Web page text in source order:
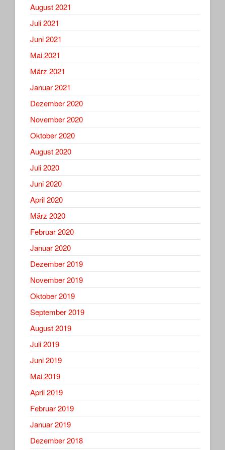
August 2021
Juli 2021
Juni 2021
Mai 2021
März 2021
Januar 2021
Dezember 2020
November 2020
Oktober 2020
August 2020
Juli 2020
Juni 2020
April 2020
März 2020
Februar 2020
Januar 2020
Dezember 2019
November 2019
Oktober 2019
September 2019
August 2019
Juli 2019
Juni 2019
Mai 2019
April 2019
Februar 2019
Januar 2019
Dezember 2018